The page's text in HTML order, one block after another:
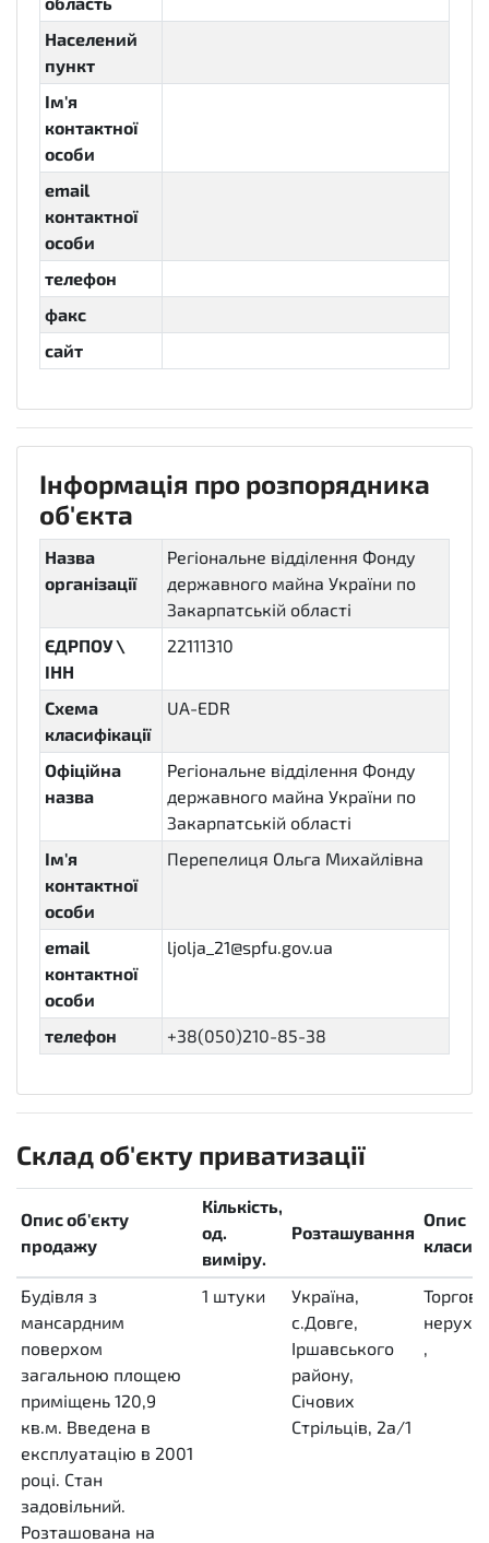
Населений
пункт
Ім'я
контактної
особи
email
контактної
особи
телефон
факс
сайт
Інформація про розпорядника
об'єкта
Назва
організації
Регіональне відділення Фонду
державного майна України по
Закарпатській області
ЄДРПОУ \
ІНН
22111310
Схема
класифікації
UA-EDR
Офіційна
назва
Регіональне відділення Фонду
державного майна України по
Закарпатській області
Ім'я
контактної
особи
Перепелиця Ольга Михайлівна
email
контактної
особи
ljolja_21@spfu.gov.ua
телефон +38(050)210-85-38
Склад об'єкту приватизації
Опис об'єкту
продажу
Кількість,
од.
виміру.
Розташування
Опис
Будівля з
мансардним
поверхом
загальною площею
приміщень 120,9
кв.м. Введена в
експлуатацію в 2001
році. Стан
задовільний.
Розташована на
1 штуки
Україна,
с.Довге,
Іршавського
району,
Січових
Стрільців, 2а/1
Торгова
,